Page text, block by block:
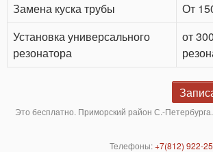
Замена куска трубы
От
Установка универсального
резонатора
от
Это бесплатно. Приморский район С.-
Телефоны:+7(812) 922-